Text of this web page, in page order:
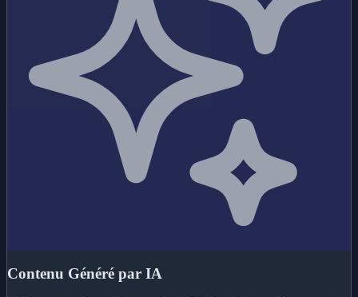
Contenu Généré par IA